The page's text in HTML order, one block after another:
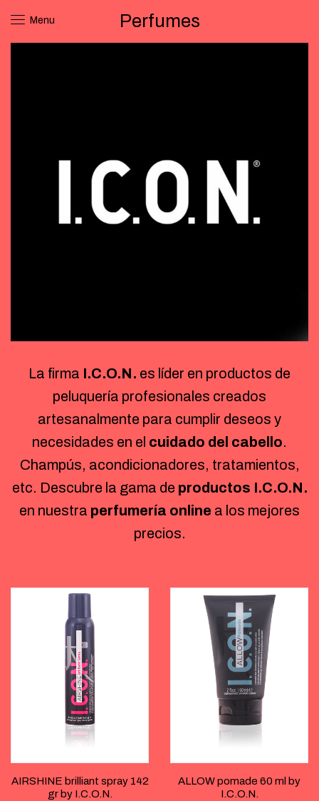
Menu Perfumes
La firma I.C.O.N. es líder en productos de
peluquería profesionales creados
artesanalmente para cumplir deseos y
necesidades en el cuidado del cabello.
Champús, acondicionadores, tratamientos,
etc. Descubre la gama de productos I.C.O.N.
en nuestra perfumería online a los mejores
precios.
AIRSHINE brilliant spray 142
gr by I.C.O.N.
ALLOW pomade 60 ml by
I.C.O.N.